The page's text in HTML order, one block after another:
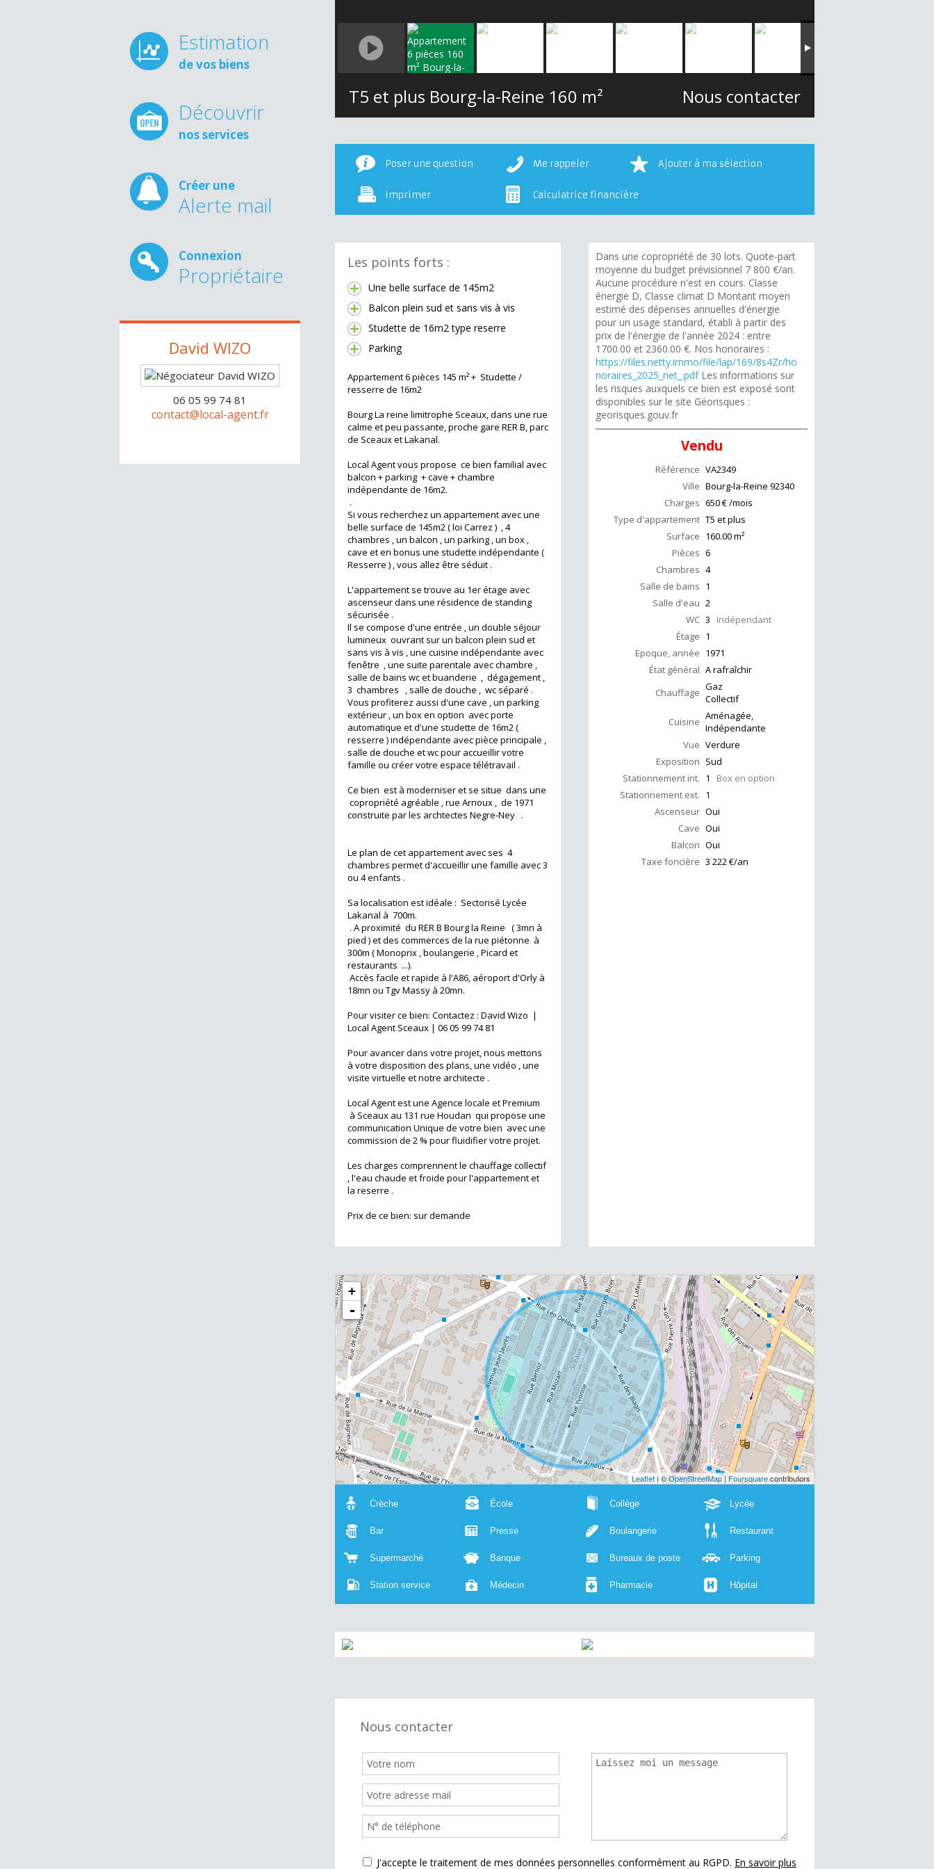
Estimation
de vos biens
Découvrir
nos services
Créer une
Alerte mail
Connexion
Propriétaire
David WIZO
06 05 99 74 81
contact@local-agent.fr
T5 et plus Bourg-la-Reine 160 m² Nous contacter
Poser une question Me rappeler Ajouter à ma sélection
Imprimer Calculatrice financière
Les points forts :
Une belle surface de 145m2
Balcon plein sud et sans vis à vis
Studette de 16m2 type reserre
Parking
Appartement 6 pièces 145 m² + Studette /
resserre de 16m2
Bourg La reine limitrophe Sceaux, dans une rue
calme et peu passante, proche gare RER B, parc
de Sceaux et Lakanal.
Local Agent vous propose ce bien familial avec
balcon + parking + cave + chambre
indépendante de 16m2.
.
Si vous recherchez un appartement avec une
belle surface de 145m2 ( loi Carrez ) , 4
chambres , un balcon , un parking , un box ,
cave et en bonus une studette indépendante (
Resserre ) , vous allez être séduit .
L'appartement se trouve au 1er étage avec
ascenseur dans une résidence de standing
sécurisée .
Il se compose d'une entrée , un double séjour
lumineux ouvrant sur un balcon plein sud et
sans vis à vis , une cuisine indépendante avec
fenêtre , une suite parentale avec chambre ,
salle de bains wc et buanderie , dégagement ,
3 chambres , salle de douche , wc séparé .
Vous profiterez aussi d'une cave , un parking
extérieur , un box en option avec porte
automatique et d'une studette de 16m2 (
resserre ) indépendante avec pièce principale ,
salle de douche et wc pour accueillir votre
famille ou créer votre espace télétravail .
Ce bien est à moderniser et se situe dans une
copropriété agréable , rue Arnoux , de 1971
construite par les archtectes Negre-Ney .
Le plan de cet appartement avec ses 4
chambres permet d'accueillir une famille avec 3
ou 4 enfants .
Sa localisation est idéale : Sectorisé Lycée
Lakanal à 700m.
. A proximité du RER B Bourg la Reine ( 3mn à
pied ) et des commerces de la rue piétonne à
300m ( Monoprix , boulangerie , Picard et
restaurants ...).
Accès facile et rapide à l'A86, aéroport d'Orly à
18mn ou Tgv Massy à 20mn.
Pour visiter ce bien: Contactez : David Wizo |
Local Agent Sceaux | 06 05 99 74 81
Pour avancer dans votre projet, nous mettons
à votre disposition des plans, une vidéo , une
visite virtuelle et notre architecte .
Local Agent est une Agence locale et Premium
à Sceaux au 131 rue Houdan qui propose une
communication Unique de votre bien avec une
commission de 2 % pour fluidifier votre projet.
Les charges comprennent le chauffage collectif
, l'eau chaude et froide pour l'appartement et
la reserre .
Prix de ce bien: sur demande
Dans une copropriété de 30 lots. Quote-part
moyenne du budget prévisionnel 7 800 €/an.
Aucune procédure n'est en cours. Classe
énergie D, Classe climat D Montant moyen
estimé des dépenses annuelles d'énergie
pour un usage standard, établi à partir des
prix de l'énergie de l'année 2024 : entre
1700.00 et 2360.00 €. Nos honoraires :
https://files.netty.immo/file/lap/169/8s4Zr/ho
noraires_2025_net_.pdfLes informations sur
les risques auxquels ce bien est exposé sont
disponibles sur le site Géorisques :
georisques.gouv.fr
Vendu
Référence VA2349
Ville Bourg-la-Reine 92340
Charges 650 € /mois
Type d'appartement T5 et plus
Surface 160.00m²
Pièces 6
Chambres 4
Salle de bains 1
Salle d'eau 2
WC 3 Indépendant
Étage 1
Epoque, année 1971
État général A rafraîchir
Chauffage Gaz
Collectif
Cuisine Aménagée,
Indépendante
Vue Verdure
Exposition Sud
Stationnement int. 1 Box en option
Stationnement ext. 1
Ascenseur Oui
Cave Oui
Balcon Oui
Taxe foncière 3 222 €/an
+
-
Leaflet| ©OpenStreetMap|Foursquarecontributors
Crèche École Collège Lycée
Bar Presse Boulangerie Restaurant
Supermarché Banque Bureaux de poste Parking
Station service Médecin Pharmacie Hôpital
Nous contacter
J'accepte le traitement de mes données personnelles conformément au RGPD. En savoir plus